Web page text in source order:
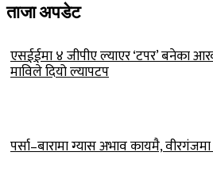
ताजा अपडेट
एसईईमा ४ जीपीए ल्याएर ‘टपर’ बनेका
माविले दियो ल्यापटप
पर्सा–बारामा ग्यास अभाव कायमै,